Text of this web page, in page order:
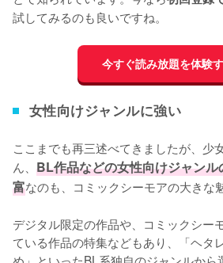
試してみるのも良いですね。
今すぐ読み放題を体験
女性向けジャンルに強い
ここまでも再三述べてきましたが、少
ん、 BL作品などの女性向けジャン
富なのも、コミックシーモアの大きな
デジタル限定の作品や、コミックシー
ている作品の特集などもあり、「ヘタ